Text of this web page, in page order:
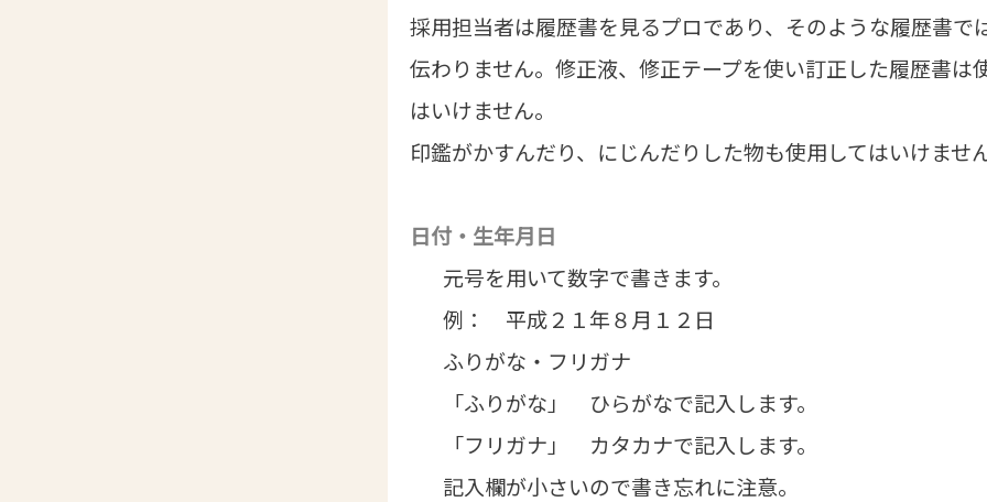
採用担当者は履歴書を見るプロであり、そのような履歴書で
伝わりません。修正液、修正テープを使い訂正した履歴書は
はいけません。
印鑑がかすんだり、にじんだりした物も使用してはいけませ
日付・生年月日
元号を用いて数字で書きます。
例： 平成２１年８月１２日
ふりがな・フリガナ
「ふりがな」 ひらがなで記入します。
「フリガナ」 カタカナで記入します。
記入欄が小さいので書き忘れに注意。